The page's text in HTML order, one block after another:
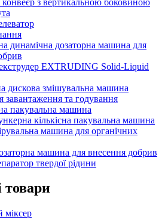
динамічна дозаторна машина для
EXTRUDING Solid-Liquid
дискова змішувальна машина
та годування
пакувальна машина
кількісна пакувальна машина
машина для органічних
машина для внесення добрив
твердої рідини
товари